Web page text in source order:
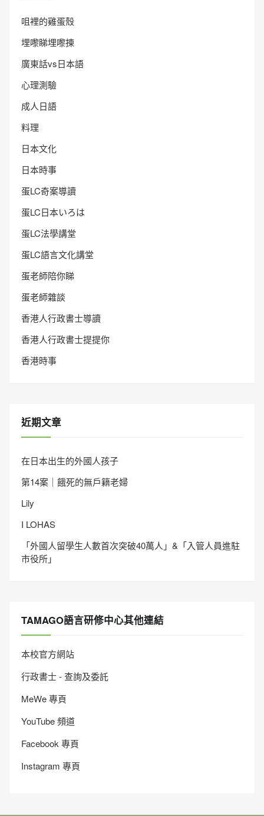
咀裡的雞蛋殼
埋嚟睇埋嚟揀
廣東話vs日本語
心理測驗
成人日語
料理
日本文化
日本時事
蛋LC奇案導讀
蛋LC日本いろは
蛋LC法學講堂
蛋LC語言文化講堂
蛋老師陪你睇
蛋老師雜談
香港人行政書士導讀
香港人行政書士提提你
香港時事
近期文章
在日本出生的外國人孩子
第14案｜餓死的無戶籍老婦
Lily
I LOHAS
「外國人留學生人數首次突破40萬人」&「入管人員進駐
市役所」
TAMAGO語言研修中心其他連結
本校官方網站
行政書士 - 查詢及委託
MeWe 專頁
YouTube 頻道
Facebook 專頁
Instagram 專頁